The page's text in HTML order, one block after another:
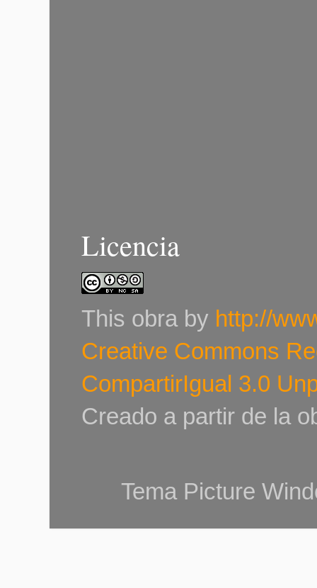
Licencia
This obraby http://
Creative Commons
CompartirIgual 3.0
Creado a partir de la
Tema Picture